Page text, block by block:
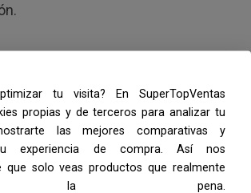
Te Cuenta
del Tamaño
tu visita? En SuperTopVentas
propias y de terceros para analizar tu
las mejores comparativas y
experiencia de compra. Así nos
que solo veas productos que realmente
la pena.